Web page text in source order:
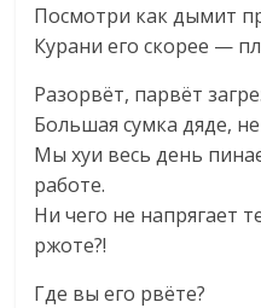
Посмотри как дымит
Курани его скорее —
Разорвёт, парвёт
Большая сумка дяде,
Мы хуи весь день
работе.
Ни чего не напрягает
ржоте?!
Где вы его рвёте?